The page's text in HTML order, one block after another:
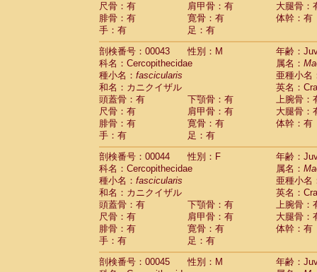
尺骨：有
肩甲骨：有
大腿骨：
腓骨：有
寛骨：有
体幹：有
手：有
足：有
剖検番号：00043
性別：M
年齢：
科名：Cercopithecidae
属名：
種小名： fascicularis
亜種小名
和名：カニクイザル
英名：
頭蓋骨：有
下顎骨：有
上腕骨：
尺骨：有
肩甲骨：有
大腿骨：
腓骨：有
寛骨：有
体幹：有
手：有
足：有
剖検番号：00044
性別：F
年齢：
科名：Cercopithecidae
属名：
種小名： fascicularis
亜種小名
和名：カニクイザル
英名：
頭蓋骨：有
下顎骨：有
上腕骨：
尺骨：有
肩甲骨：有
大腿骨：
腓骨：有
寛骨：有
体幹：有
手：有
足：有
剖検番号：00045
性別：M
年齢：